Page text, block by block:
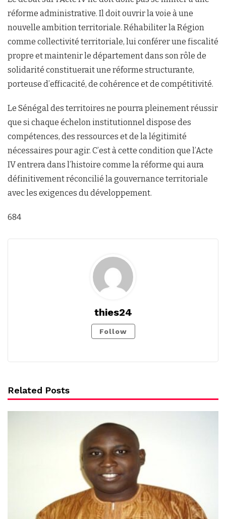
réforme administrative. Il doit ouvrir la voie à une
nouvelle ambition territoriale. Réhabiliter la Région
comme collectivité territoriale, lui conférer une fiscalité
propre et maintenir le département dans son rôle de
solidarité constituerait une réforme structurante,
porteuse d’efficacité, de cohérence et de compétitivité.
Le Sénégal des territoires ne pourra pleinement réussir
que si chaque échelon institutionnel dispose des
compétences, des ressources et de la légitimité
nécessaires pour agir. C’est à cette condition que l’Acte
IV entrera dans l’histoire comme la réforme qui aura
définitivement réconcilié la gouvernance territoriale
avec les exigences du développement.
684
thies24
Follow
Related Posts